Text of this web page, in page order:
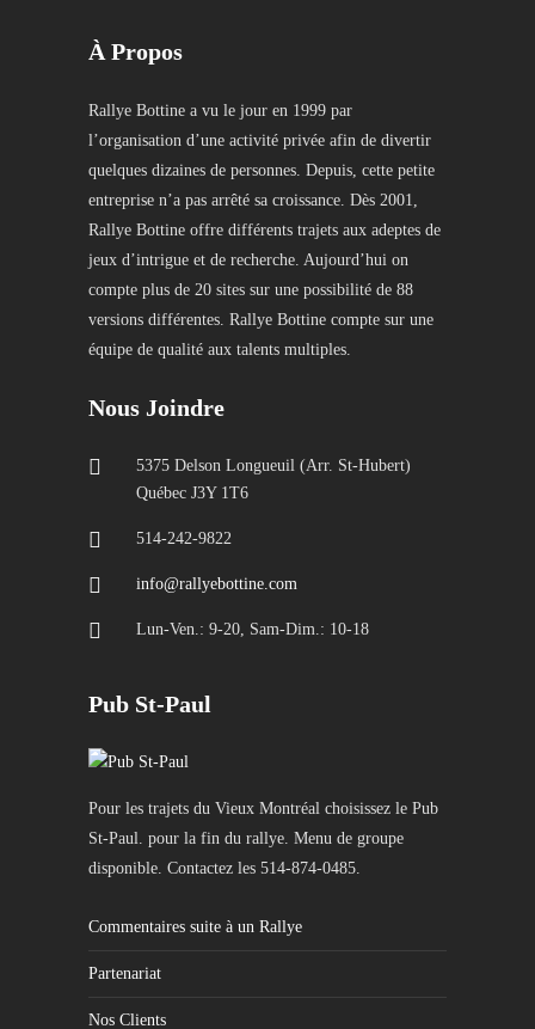
À Propos
Rallye Bottine a vu le jour en 1999 par
l’organisation d’une activité privée afin de divertir
quelques dizaines de personnes. Depuis, cette petite
entreprise n’a pas arrêté sa croissance. Dès 2001,
Rallye Bottine offre différents trajets aux adeptes de
jeux d’intrigue et de recherche. Aujourd’hui on
compte plus de 20 sites sur une possibilité de 88
versions différentes. Rallye Bottine compte sur une
équipe de qualité aux talents multiples.
Nous Joindre
5375 Delson Longueuil (Arr. St-Hubert)
Québec J3Y 1T6
514-242-9822
info@rallyebottine.com
Lun-Ven.: 9-20, Sam-Dim.: 10-18
Pub St-Paul
Pour les trajets du Vieux Montréal choisissez le Pub
St-Paul. pour la fin du rallye. Menu de groupe
disponible. Contactez les 514-874-0485.
Commentaires suite à un Rallye
Partenariat
Nos Clients